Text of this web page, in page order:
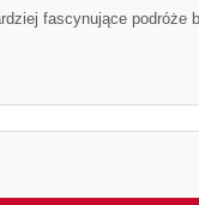
fascynujące podróże